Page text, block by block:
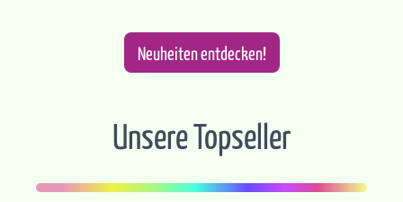
Unsere Topseller
Neuheiten entdecken!